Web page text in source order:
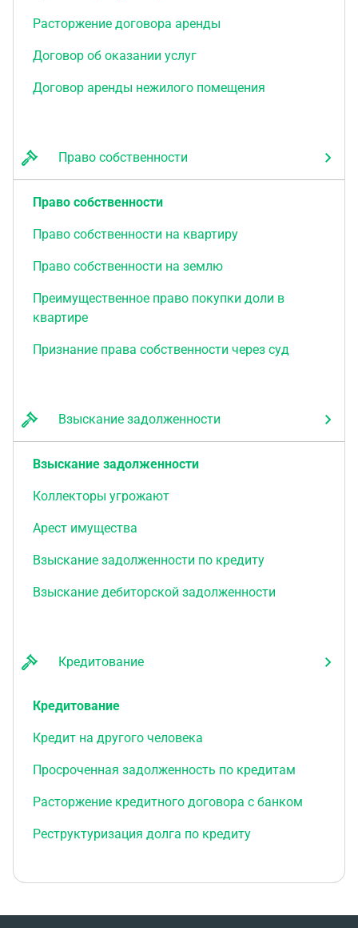
Расторжение договора аренды
Договор об оказании услуг
Договор аренды нежилого помещения
Право собственности
Право собственности
Право собственности на квартиру
Право собственности на землю
Преимущественное право покупки доли в
квартире
Признание права собственности через суд
Взыскание задолженности
Взыскание задолженности
Коллекторы угрожают
Арест имущества
Взыскание задолженности по кредиту
Взыскание дебиторской задолженности
Кредитование
Кредитование
Кредит на другого человека
Просроченная задолженность по кредитам
Расторжение кредитного договора с банком
Реструктуризация долга по кредиту